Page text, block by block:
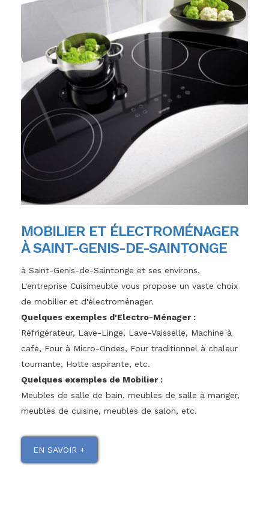
MOBILIER ET ÉLECTROMÉNAGER
À SAINT-GENIS-DE-SAINTONGE
à Saint-Genis-de-Saintonge et ses environs,
L'entreprise Cuisimeuble vous propose un vaste choix
de mobilier et d'électroménager.
Quelques exemples d'Electro-Ménager :
Réfrigérateur, Lave-Linge, Lave-Vaisselle, Machine à
café, Four à Micro-Ondes, Four traditionnel à chaleur
tournante, Hotte aspirante, etc.
Quelques exemples de Mobilier :
Meubles de salle de bain, meubles de salle à manger,
meubles de cuisine, meubles de salon, etc.
EN SAVOIR +